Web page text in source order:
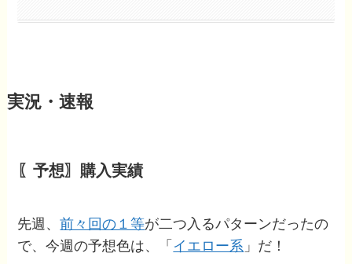
実況・速報
〖予想〗購入実績
先週、前々回の１等が二つ入るパターンだったの
で、今週の予想色は、「 イエロー系 」だ！